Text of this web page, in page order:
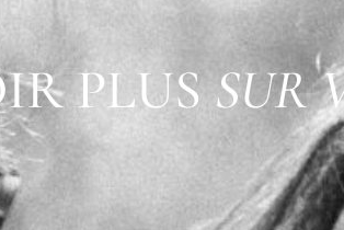
PLUSSUR